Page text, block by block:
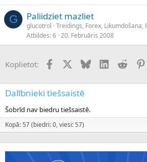
G Paliidziet mazliet
glucotrol Treidings, Forex, Likumdošana,
Atbildes 6 20. Februāris 2008
Koplietot: FacebookX (Twitter)
BlueskyLinkedInReddit
Dalībnieki tiešsaistē
Šobrīd nav biedru tiešsaistē.
Kopā: 57 (biedri: 0, viesi: 57)